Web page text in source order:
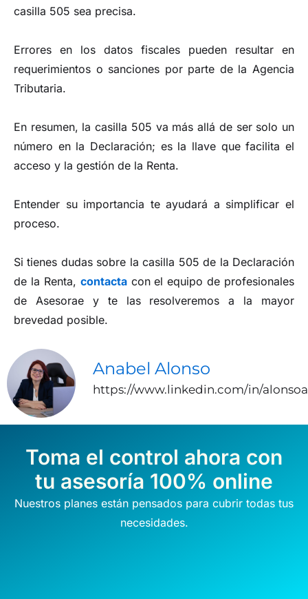
casilla 505 sea precisa.
Errores en los datos fiscales pueden resultar en
requerimientos o sanciones por parte de la Agencia
Tributaria.
En resumen, la casilla 505 va más allá de ser solo un
número en la Declaración; es la llave que facilita el
acceso y la gestión de la Renta.
Entender su importancia te ayudará a simplificar el
proceso.
Si tienes dudas sobre la casilla 505 de la Declaración
de la Renta, contactacon el equipo de profesionales
de Asesorae y te las resolveremos a la mayor
brevedad posible.
Anabel Alonso
https://www.linkedin.com/in/
Toma el control ahora con
tu asesoría 100% online
Nuestros planes están pensados para cubrir todas tus
necesidades.